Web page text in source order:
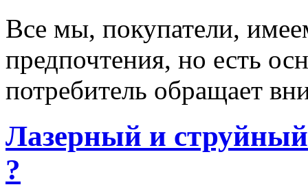
Все мы, покупатели,
предпочтения, но есть
потребитель обращает
Лазерный и
?